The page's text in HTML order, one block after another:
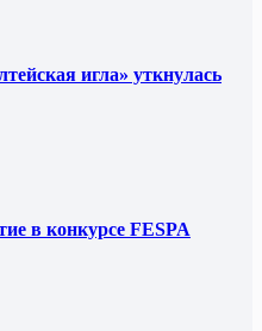
игла» уткнулась
в конкурсе FESPA